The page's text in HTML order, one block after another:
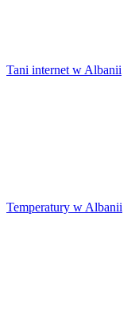
Tani internet w Albanii
Temperatury w Albanii